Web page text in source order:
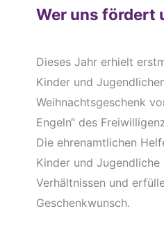
Wer uns fördert
Dieses Jahr erhielt
Kinder und
Weihnachtsgeschenk
Engeln“ des
Die ehrenamtlichen
Kinder und Jugendliche
Verhältnissen und
Geschenkwunsch.